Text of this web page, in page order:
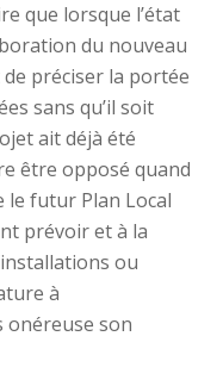
que lorsque l’état
du nouveau
de préciser la portée
sans qu’il soit
ait déjà été
être opposé quand
le futur Plan Local
prévoir et à la
ou
à
son